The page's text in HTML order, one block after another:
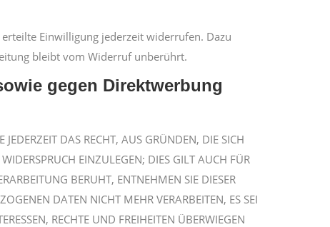
Einwilligung jederzeit widerrufen. Dazu
bleibt vom Widerruf unberührt.
gegen Direktwerbung
DAS RECHT, AUS GRÜNDEN, DIE SICH
EINZULEGEN; DIES GILT AUCH FÜR
BERUHT, ENTNEHMEN SIE DIESER
DATEN NICHT MEHR VERARBEITEN, ES SEI
RECHTE UND FREIHEITEN ÜBERWIEGEN